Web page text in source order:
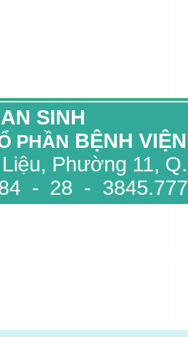
SINH
PHẦN BỆNH
Phường 11,
- 28 -